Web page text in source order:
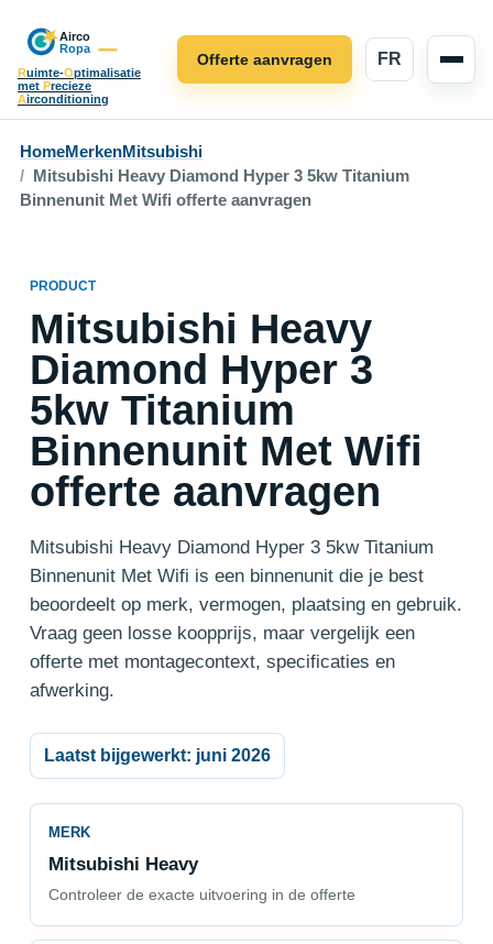
Ruimte-Optimalisatie
met Precieze
Airconditioning
FR
Offerte aanvragen
HomeMerkenMitsubishi
Mitsubishi Heavy Diamond Hyper 3 5kw Titanium
Binnenunit Met Wifi offerte aanvragen
PRODUCT
Mitsubishi Heavy
Diamond Hyper 3
5kw Titanium
Binnenunit Met Wifi
offerte aanvragen
Mitsubishi Heavy Diamond Hyper 3 5kw Titanium
Binnenunit Met Wifi is een binnenunit die je best
beoordeelt op merk, vermogen, plaatsing en gebruik.
Vraag geen losse koopprijs, maar vergelijk een
offerte met montagecontext, specificaties en
afwerking.
Laatst bijgewerkt: juni 2026
MERK
Mitsubishi Heavy
Controleer de exacte uitvoering in de offerte